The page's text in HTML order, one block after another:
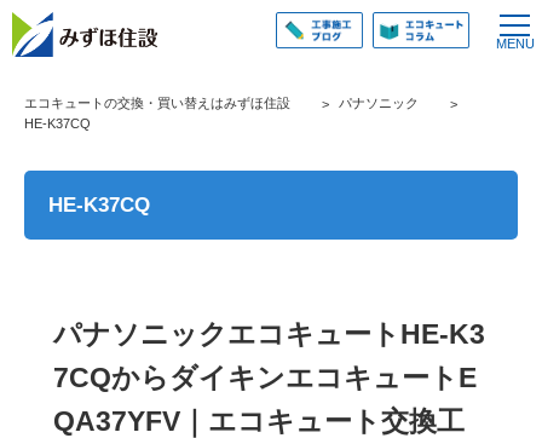
エコキュートの交換・買い替えはみずほ住設
パナソニック
HE-K37CQ
HE-K37CQ
パナソニックエコキュートHE-K3
7CQからダイキンエコキュートE
QA37YFV｜エコキュート交換工